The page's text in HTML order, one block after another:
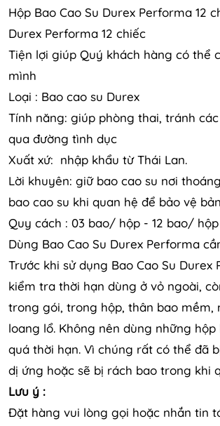
Hộp Bao Cao Su Durex Performa 12
Durex Performa 12 chiếc
Tiện lợi giúp Quý khách hàng có thể
mình
Loại : Bao cao su Durex
Tính năng: giúp phòng thai, tránh
qua đường tình dục
Xuất xứ: nhập khẩu từ Thái Lan.
Lời khuyên: giữ bao cao su nơi
bao cao su khi quan hệ để bảo vệ
Quy cách : 03 bao/ hộp - 12 bao/ hộp
Dùng Bao Cao Su Durex Performa
Trước khi sử dụng Bao Cao Su Durex
kiểm tra thời hạn dùng ở vỏ ngoài,
trong gói, trong hộp, thân bao mềm,
loang lổ. Không nên dùng những hộp
quá thời hạn. Vì chúng rất có thể đã
dị ứng hoặc sẽ bị rách bao trong khi
Lưu ý :
Đặt hàng vui lòng gọi hoặc nhắn tin